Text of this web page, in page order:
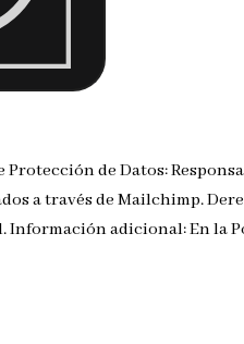
de Datos:
a través de Mailchimp.
adicional: En la